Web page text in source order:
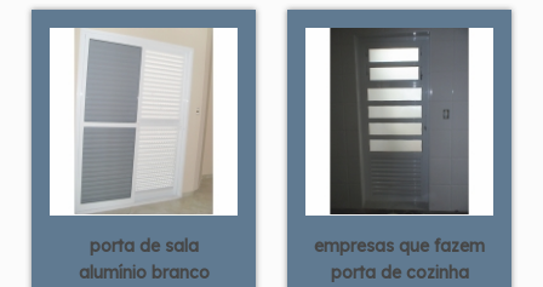
porta de sala
alumínio branco
empresas que fazem
porta de cozinha